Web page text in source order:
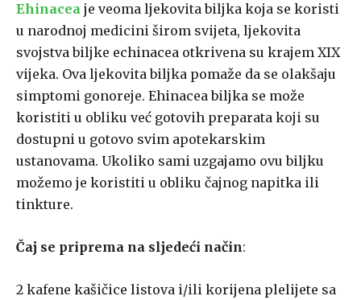
Ehinacea je veoma ljekovita biljka koja se koristi
u narodnoj medicini širom svijeta, ljekovita
svojstva biljke echinacea otkrivena su krajem XIX
vijeka. Ova ljekovita biljka pomaže da se olakšaju
simptomi gonoreje. Ehinacea biljka se može
koristiti u obliku već gotovih preparata koji su
dostupni u gotovo svim apotekarskim
ustanovama. Ukoliko sami uzgajamo ovu biljku
možemo je koristiti u obliku čajnog napitka ili
tinkture.
Čaj se priprema na sljedeći način:
2 kafene kašičice listova i/ili korijena plelijete sa